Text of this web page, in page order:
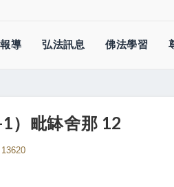
導 弘法訊息 佛法學習
）毗缽舍那 12
13620